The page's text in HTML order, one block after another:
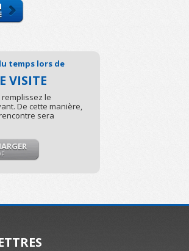
temps lors de
VISITE
le
De cette manière,
sera